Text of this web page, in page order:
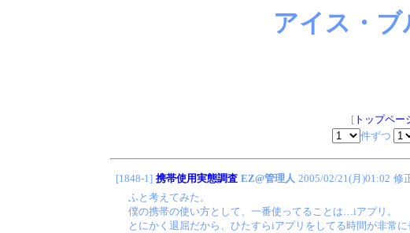
アイス・
[トップペー
件ずつ
[1848-1] 携帯使用実態調査 EZ@管理人 2005/02/21(月)01:02 修
ふと考えてみた。
僕の携帯の使い方として、一番使ってることは…iアプリ。
とにかく退屈だから、ひたすらiアプリをしてる時間が非常に